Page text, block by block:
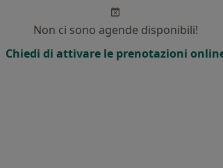
Non ci sono agende disponibili!
Chiedi di attivare le prenotazioni